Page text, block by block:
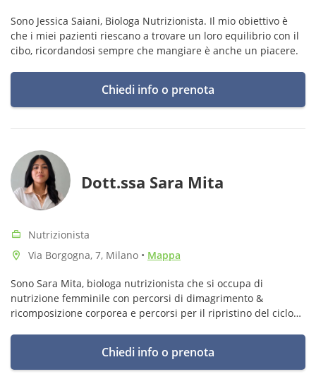
Sono Jessica Saiani, Biologa Nutrizionista. Il mio obiettivo è
che i miei pazienti riescano a trovare un loro equilibrio con il
cibo, ricordandosi sempre che mangiare è anche un piacere.
Chiedi info o prenota
Dott.ssa Sara Mita
Nutrizionista
Via Borgogna, 7, Milano • Mappa
Sono Sara Mita, biologa nutrizionista che si occupa di
nutrizione femminile con percorsi di dimagrimento &
ricomposizione corporea e percorsi per il ripristino del ciclo
Chiedi info o prenota